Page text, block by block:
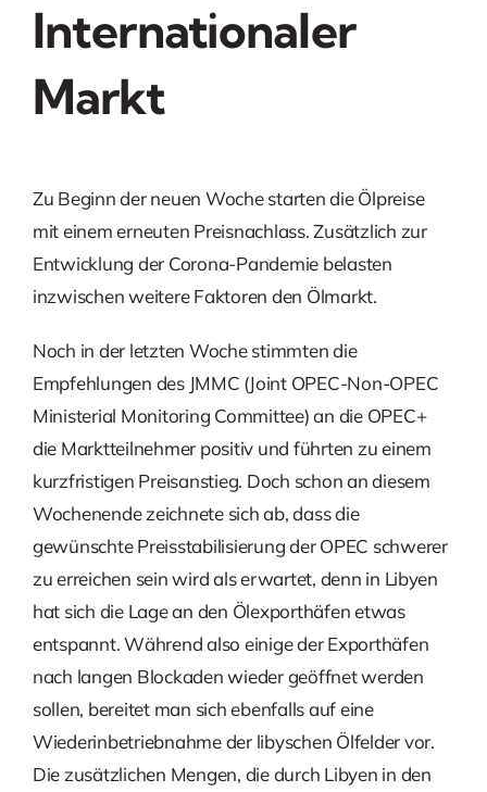
Internationaler
Markt
Zu Beginn der neuen Woche starten die Ölpreise
mit einem erneuten Preisnachlass. Zusätzlich zur
Entwicklung der Corona-Pandemie belasten
inzwischen weitere Faktoren den Ölmarkt.
Noch in der letzten Woche stimmten die
Empfehlungen des JMMC (Joint OPEC-Non-OPEC
Ministerial Monitoring Committee) an die OPEC+
die Marktteilnehmer positiv und führten zu einem
kurzfristigen Preisanstieg. Doch schon an diesem
Wochenende zeichnete sich ab, dass die
gewünschte Preisstabilisierung der OPEC schwerer
zu erreichen sein wird als erwartet, denn in Libyen
hat sich die Lage an den Ölexporthäfen etwas
entspannt. Während also einige der Exporthäfen
nach langen Blockaden wieder geöffnet werden
sollen, bereitet man sich ebenfalls auf eine
Wiederinbetriebnahme der libyschen Ölfelder vor.
Die zusätzlichen Mengen, die durch Libyen in den